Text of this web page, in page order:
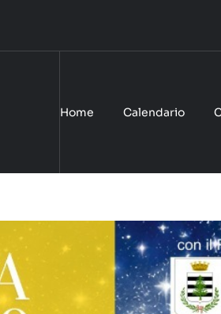
Home Calendario